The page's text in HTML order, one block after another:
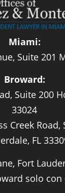
Miami:
Suite 201
Broward:
Suite 200
33024
Creek
FL
Fort
solo